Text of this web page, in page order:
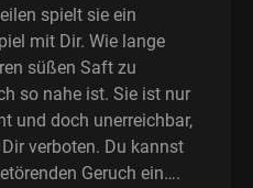
spielt sie ein
mit Dir. Wie lange
süßen Saft zu
so nahe ist. Sie ist nur
und doch unerreichbar,
verboten. Du kannst
Geruch ein….